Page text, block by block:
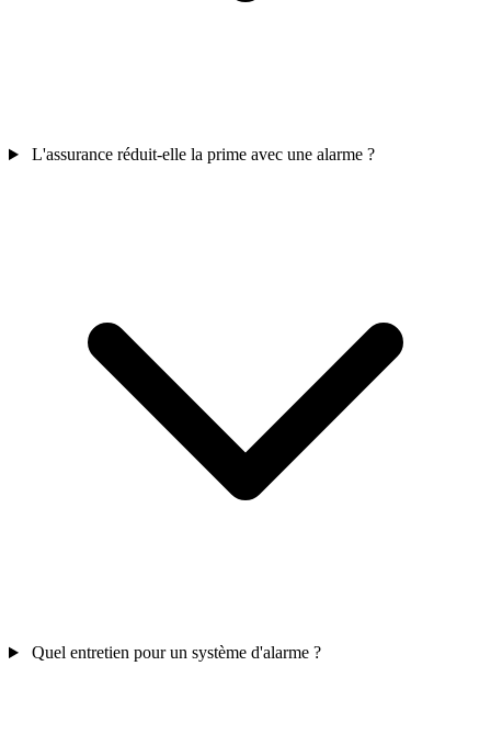
L'assurance réduit-elle la prime avec une alarme ?
Quel entretien pour un système d'alarme ?